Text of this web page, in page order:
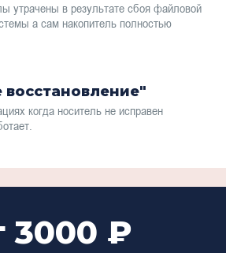
утрачены в результате сбоя файловой
а сам накопитель полностью
когда носитель не исправен
3000